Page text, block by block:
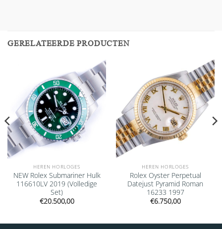
GERELATEERDE PRODUCTEN
Add to
wishlist
HEREN HORLOGES
NEW Rolex Submariner Hulk
116610LV 2019 (Volledige
Set)
€20.500,00
Add to
wishlist
HEREN HORLOGES
Rolex Oyster Perpetual
Datejust Pyramid Roman
16233 1997
€6.750,00